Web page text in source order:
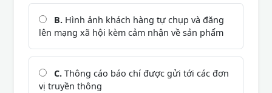
B. Hình ảnh khách hàng tự chụp và đăng
lên mạng xã hội kèm cảm nhận về sản phẩm
C. Thông cáo báo chí được gửi tới các đơn
vị truyền thông